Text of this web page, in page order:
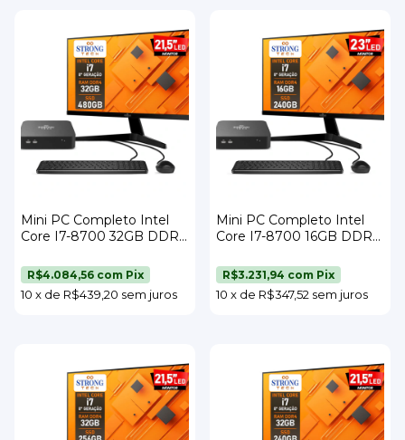
Mini PC Completo Intel
Core I7-8700 32GB DDR4
21,5" Teclado e Mouse
Strong Tech
10 x de R$439,20 sem juros
R$4.084,56 com Pix
Mini PC Completo Intel
Core I7-8700 16GB DDR4
23" Teclado e Mouse
Strong Tec
10 x de R$347,52 sem juros
R$3.231,94 com Pix